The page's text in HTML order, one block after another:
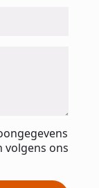
volgens ons